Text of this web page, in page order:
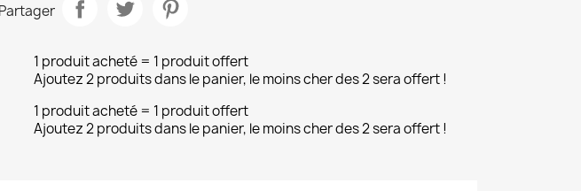
Partager
1 produit acheté = 1 produit offert
Ajoutez 2 produits dans le panier, le moins cher des 2 sera offert !
1 produit acheté = 1 produit offert
Ajoutez 2 produits dans le panier, le moins cher des 2 sera offert !